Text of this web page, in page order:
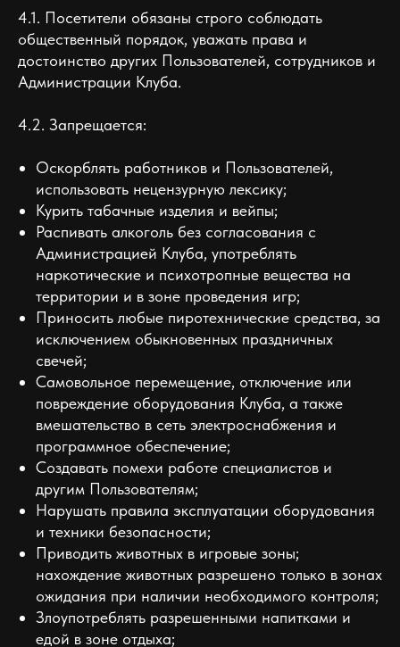
4.1. Посетители обязаны строго соблюдать
общественный порядок, уважать права и
достоинство других Пользователей, сотрудников и
Администрации Клуба.
4.2. Запрещается:
Оскорблять работников и Пользователей,
использовать нецензурную лексику;
Курить табачные изделия и вейпы;
Распивать алкоголь без согласования с
Администрацией Клуба, употреблять
наркотические и психотропные вещества на
территории и в зоне проведения игр;
Приносить любые пиротехнические средства, за
исключением обыкновенных праздничных
свечей;
Самовольное перемещение, отключение или
повреждение оборудования Клуба, а также
вмешательство в сеть электроснабжения и
программное обеспечение;
Создавать помехи работе специалистов и
другим Пользователям;
Нарушать правила эксплуатации оборудования
и техники безопасности;
Приводить животных в игровые зоны;
нахождение животных разрешено только в зонах
ожидания при наличии необходимого контроля;
Злоупотреблять разрешенными напитками и
едой в зоне отдыха;